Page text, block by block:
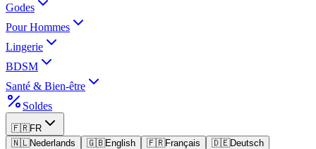
Godes
Pour Hommes
Lingerie
BDSM
Santé & Bien-être
Soldes
🇫🇷FR
🇳🇱Nederlands 🇬🇧English 🇫🇷Français 🇩🇪Deutsch